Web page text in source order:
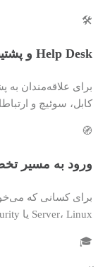
🛠️
Help Desk و پشتیبانی
برای علاقه‌مندان به
کابل، سوئیچ و
🧭
ورود به مسیر
Server، Linux یا Security+ شوند.
🎓